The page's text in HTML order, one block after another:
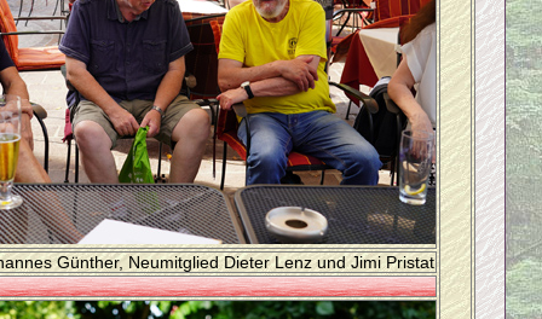
Günther, Neumitglied Dieter Lenz und Jimi Pristat